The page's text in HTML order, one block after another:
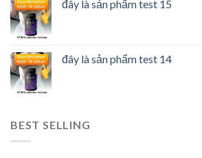
đây là sản phẩm test 15
đây là sản phẩm test 14
BEST SELLING